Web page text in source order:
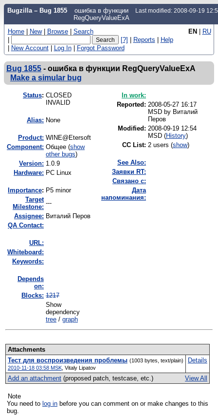
Bugzilla – Bug 1855
ошибка в функции
RegQueryValueExA
Last modified: 2008-09-19
EN | RU
Home | New | Browse | Search
|
[?] | Reports | Help
| New Account | Log In | Forgot Password
Bug 1855 - ошибка в функции RegQueryValueExA
Make a simular bug
Status: CLOSED
INVALID
Alias: None
Product: WINE@Etersoft
Component: Общее (show
other bugs)
Version: 1.0.9
Hardware: PC Linux
mportance: P5 minor
Target
Milestone:
---
Assignee: Виталий Перов
QA Contact:
URL:
Whiteboard:
Keywords:
Depends
on:
Blocks: 1217
Show
dependency
tree / graph
In work:
Reported: 2008-05-27 16:17
MSD by Виталий
Перов
Modified: 2008-09-19 12:54
MSD (History)
CC List: 2 users (show)
See Also:
Заявки RT:
Связано с:
Дата
напоминания:
Attachments
Тест для воспроизведения проблемы (1003 bytes, text/plain)
2010-11-18 03:58 MSK, Vitaly Lipatov
Details
View All
Add an attachment(proposed patch, testcase, etc.)
Note
You need to log in
bug.